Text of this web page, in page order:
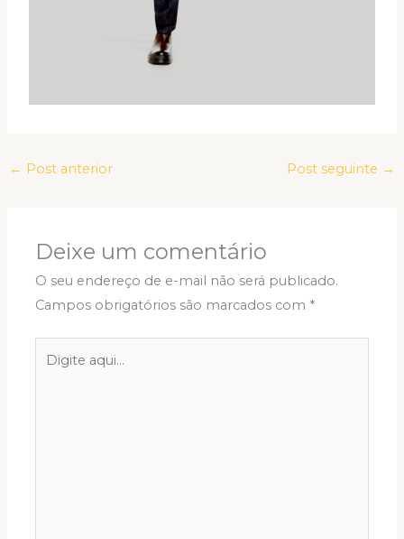
← Post anterior Post seguinte →
Deixe um comentário
O seu endereço de e-mail não será publicado.
Campos obrigatórios são marcados com *
aqui...